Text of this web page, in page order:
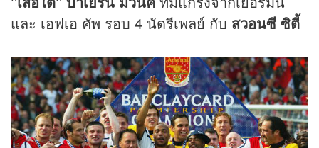
และ เอฟเอ คัพ รอบ 4 นัดรีเพลย์ กับ สวอนซี ซิตี้